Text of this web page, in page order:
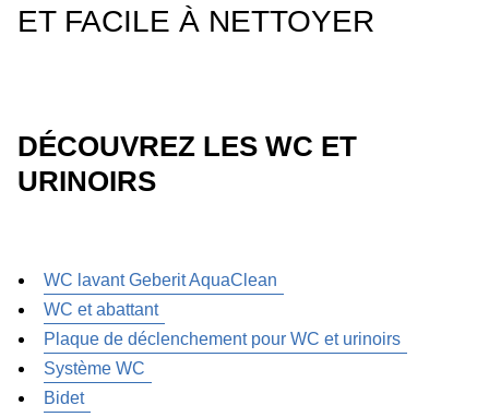
ET FACILE À NETTOYER
DÉCOUVREZ LES WC ET
URINOIRS
WC lavant Geberit AquaClean
WC et abattant
Plaque de déclenchement pour WC et urinoirs
Système WC
Bidet